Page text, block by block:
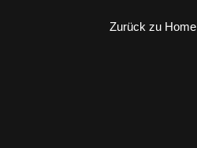
Zurück zu Home